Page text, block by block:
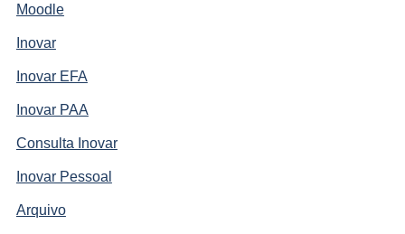
Moodle
Inovar
Inovar EFA
Inovar PAA
Consulta Inovar
Inovar Pessoal
Arquivo